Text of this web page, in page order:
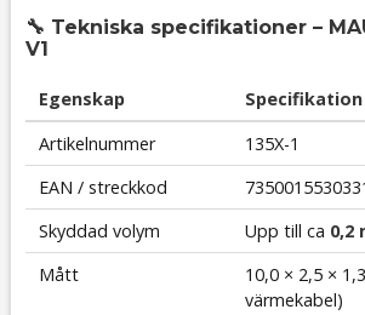
🔧 Tekniska specifikationer –
V1
Egenskap
Specifikation
Artikelnummer
135X-1
EAN / streckkod
Skyddad volym
Upp till ca 0,2
Mått
10,0 × 2,5 ×
värmekabel)